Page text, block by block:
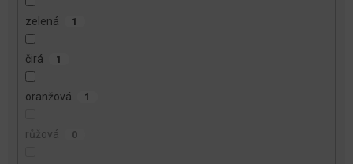
zelená 1
čirá 1
oranžová 1
růžová 0